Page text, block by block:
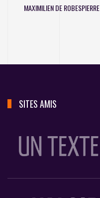
MAXIMILIEN DE ROBESPIERRE
SITES AMIS